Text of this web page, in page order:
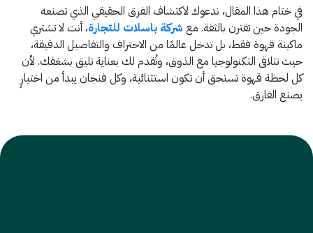
في ختام هذا المقال، ندعوك لاكتشاف الفرق الحقيقي الذي تصنعه
الجودة حين تقترن بالثقة. مع شركة باسلات للتجارة، أنت لا تشتري
ماكينة قهوة فقط، بل تدخل عالمًا من الاحتراف والتفاصيل الدقيقة،
حيث تتلاقى التكنولوجيا مع الذوق، وتُقدم لك بعناية تليق بشغفك. لأن
كل لحظة قهوة تستحق أن تكون استثنائية، وكل فنجان يبدأ من اختيارٍ
يصنع الفارق.